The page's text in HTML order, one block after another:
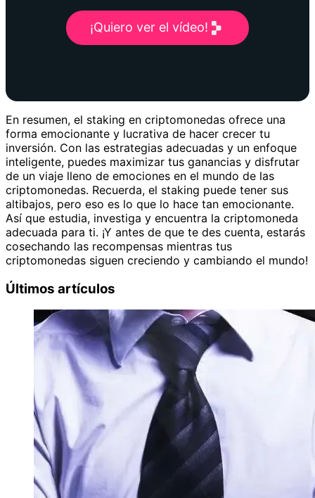
¡Quiero ver el vídeo!
En resumen, el staking en criptomonedas ofrece una
forma emocionante y lucrativa de hacer crecer tu
inversión. Con las estrategias adecuadas y un enfoque
inteligente, puedes maximizar tus ganancias y disfrutar
de un viaje lleno de emociones en el mundo de las
criptomonedas. Recuerda, el staking puede tener sus
altibajos, pero eso es lo que lo hace tan emocionante.
Así que estudia, investiga y encuentra la criptomoneda
adecuada para ti. ¡Y antes de que te des cuenta, estarás
cosechando las recompensas mientras tus
criptomonedas siguen creciendo y cambiando el mundo!
Últimos artículos